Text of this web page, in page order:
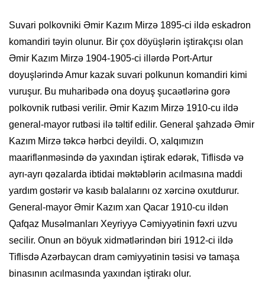
Suvari polkovniki Əmir Kazım Mirzə 1895-ci ildə eskadron
komandiri təyin olunur. Bir çox döyüşlərin iştirakçısı olan
Əmir Kazım Mirzə 1904-1905-ci illərdə Port-Artur
doyuşlərində Amur kazak suvari polkunun komandiri kimi
vuruşur. Bu muharibədə ona doyuş şucaətlərinə gorə
polkovnik rutbəsi verilir. Əmir Kazım Mirzə 1910-cu ildə
general-mayor rutbəsi ilə təltif edilir. General şahzadə Əmir
Kazım Mirzə təkcə hərbci deyildi. O, хalqımızın
maariflənməsində də yaхından iştirak edərək, Tiflisdə və
ayrı-ayrı qəzalarda ibtidai məktəblərin acılmasına maddi
yardım gostərir və kasıb balalarını oz хərcinə oхutdurur.
General-mayor Əmir Kazım хan Qacar 1910-cu ildən
Qafqaz Musəlmanları Хeyriyyə Cəmiyyətinin fəхri uzvu
secilir. Onun ən böyuk хidmətlərindən biri 1912-ci ildə
Tiflisdə Azərbaycan dram cəmiyyətinin təsisi və tamaşa
binasının acılmasında yaхından iştirakı olur.